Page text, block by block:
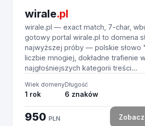
wirale.pl
wirale.pl — exact match, 7-char,
gotowy portal wirale.pl to domena
najwyższej próby — polskie słowo
liczbie mnogiej, dokładne trafienie
najgłośniejszych kategorii treści...
Wiek domeny
1 rok
Długość
6 znaków
950 PLN